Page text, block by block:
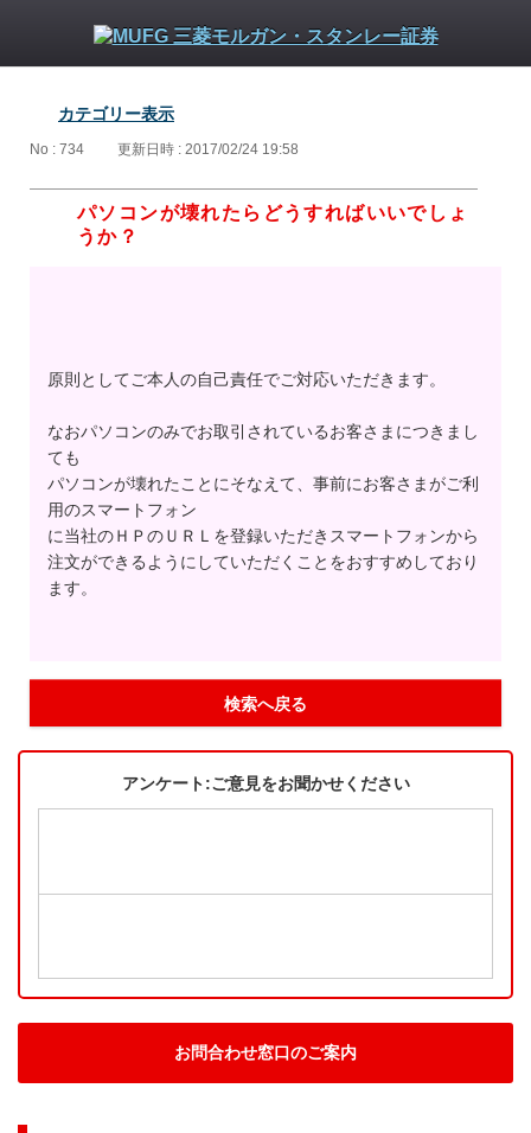
カテゴリー表示
No : 734 更新日時 : 2017/02/24 19:58
パソコンが壊れたらどうすればいいでしょ
うか？
原則としてご本人の自己責任でご対応いただきます。
なおパソコンのみでお取引されているお客さまにつきまし
ても
パソコンが壊れたことにそなえて、事前にお客さまがご利
用のスマートフォン
に当社のＨＰのＵＲＬを登録いただきスマートフォンから
注文ができるようにしていただくことをおすすめしており
ます。
検索へ戻る
アンケート:ご意見をお聞かせください
お問合わせ窓口のご案内